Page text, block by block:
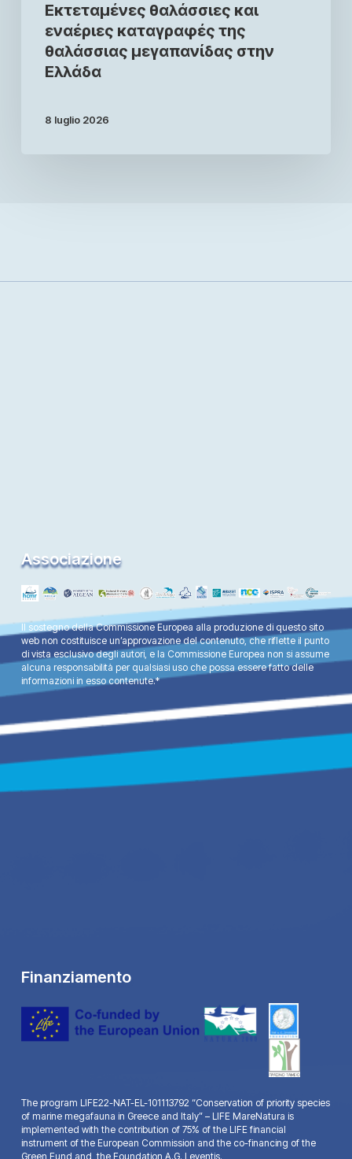
Εκτεταμένες θαλάσσιες και
εναέριες καταγραφές της
θαλάσσιας μεγαπανίδας στην
Ελλάδα
8 luglio 2026
Associazione
Il sostegno della Commissione Europea alla produzione di questo sito
web non costituisce un’approvazione del contenuto, che riflette il punto
di vista esclusivo degli autori, e la Commissione Europea non si assume
alcuna responsabilità per qualsiasi uso che possa essere fatto delle
informazioni in esso contenute.*
Finanziamento
The program LIFE22-NAT-EL-101113792 “Conservation of priority species
of marine megafauna in Greece and Italy” – LIFE MareNatura is
implemented with the contribution of 75% of the LIFE financial
instrument of the European Commission and the co-financing of the
Green Fund and the Foundation A.G. Leventis.